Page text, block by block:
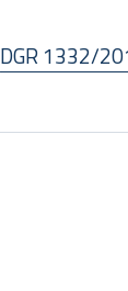
DGR 1332/